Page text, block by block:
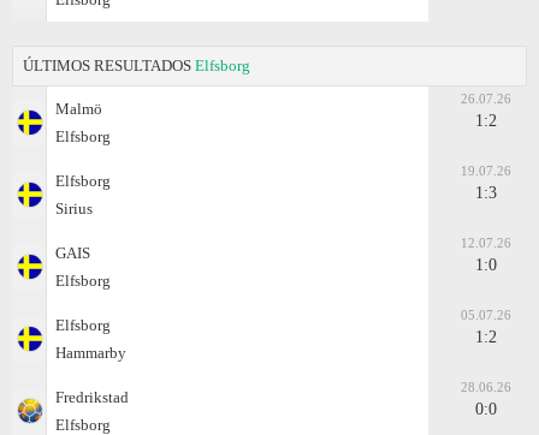
ÚLTIMOS RESULTADOS Elfsborg
Malmö
Elfsborg
26.07.26
1:2
Elfsborg
Sirius
19.07.26
1:3
GAIS
Elfsborg
12.07.26
1:0
Elfsborg
Hammarby
05.07.26
1:2
Fredrikstad
Elfsborg
28.06.26
0:0